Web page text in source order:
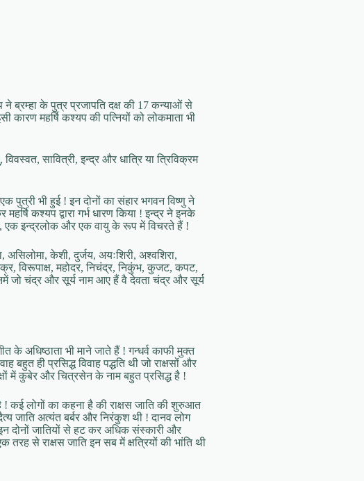
ने ब्रम्हा के पुत्र प्रजापति दक्ष की 17 कन्याओं से
कारण महर्षि कश्यप की पत्नियों को लोकमाता भी
सावित्री, इन्द्र और धात्रि या त्रिविक्रम
पुत्री भी हुई ! इन दोनों का संहार भगवन विष्णु ने
कश्यप द्वारा गर्भ धारण किया ! इन्द्र ने इनके
एक इन्द्रलोक और एक वायु के रूप में विचरते हैं !
केशी, दुर्जय, अयःशिरी, अश्वशिरा,
विरूपाक्ष, महोदर, निचंद्र, निकुंभ, कुजट, कपट,
जो चंद्र और सूर्य नाम आए हैं वै देवता चंद्र और सूर्य
के अधिष्ठाता भी माने जाते हैं ! गन्धर्व काफी मुक्त
बहुत ही प्रसिद्ध विवाह पद्धति थी जो राक्षसों और
में कुबेर और चित्रसेन के नाम बहुत प्रसिद्ध है !
! कई लोगों का कहना है की राक्षस जाति की शुरुआत
जाति अत्यंत बर्बर और निरंकुश थी ! दानव लोग
दोनों जातियों से हट कर अधिक संस्कारी और
तरह से राक्षस जाति इन सब में क्षत्रियों की भांति थी